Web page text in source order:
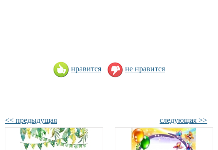
нравится не нравится
<< предыдущая следующая >>